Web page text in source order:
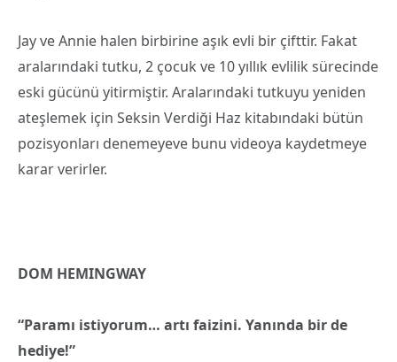
Jay ve Annie halen birbirine aşık evli bir çifttir. Fakat
aralarındaki tutku, 2 çocuk ve 10 yıllık evlilik sürecinde
eski gücünü yitirmiştir. Aralarındaki tutkuyu yeniden
ateşlemek için Seksin Verdiği Haz kitabındaki bütün
pozisyonları denemeyeve bunu videoya kaydetmeye
karar verirler.
DOM HEMINGWAY
“Paramı istiyorum… artı faizini. Yanında bir de
hediye!”